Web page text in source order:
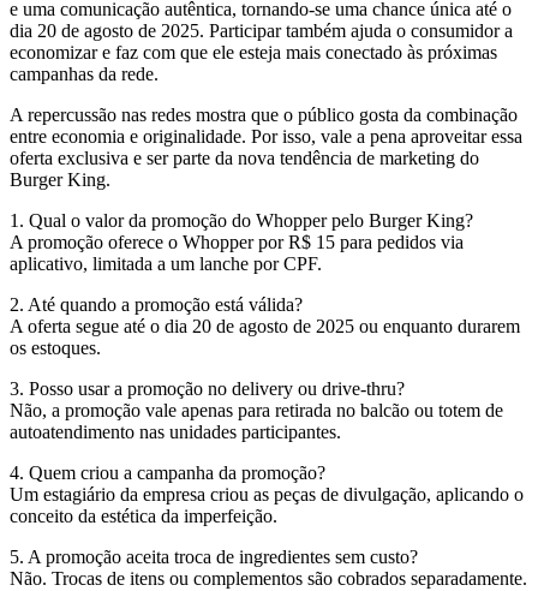
e uma comunicação autêntica, tornando-se uma chance única até o
dia 20 de agosto de 2025. Participar também ajuda o consumidor a
economizar e faz com que ele esteja mais conectado às próximas
campanhas da rede.
A repercussão nas redes mostra que o público gosta da combinação
entre economia e originalidade. Por isso, vale a pena aproveitar essa
oferta exclusiva e ser parte da nova tendência de marketing do
Burger King.
1. Qual o valor da promoção do Whopper pelo Burger King?
A promoção oferece o Whopper por R$ 15 para pedidos via
aplicativo, limitada a um lanche por CPF.
2. Até quando a promoção está válida?
A oferta segue até o dia 20 de agosto de 2025 ou enquanto durarem
os estoques.
3. Posso usar a promoção no delivery ou drive-thru?
Não, a promoção vale apenas para retirada no balcão ou totem de
autoatendimento nas unidades participantes.
4. Quem criou a campanha da promoção?
Um estagiário da empresa criou as peças de divulgação, aplicando o
conceito da estética da imperfeição.
5. A promoção aceita troca de ingredientes sem custo?
Não. Trocas de itens ou complementos são cobrados separadamente.